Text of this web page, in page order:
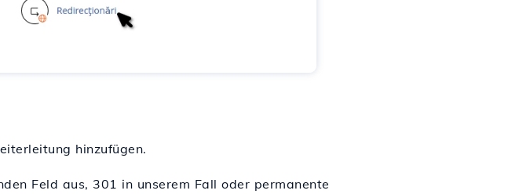
hinzufügen.
Feld aus, 301 in unserem Fall oder permanente